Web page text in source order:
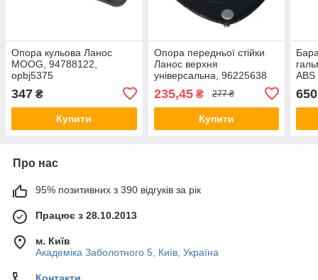
Опора кульова Ланос
MOOG, 94788122,
opbj5375
347 ₴
Купити
Опора передньої стійки
Ланос верхня
універсальна, 96225638
235,45₴ 277 ₴
Купити
650
Про нас
95% позитивних з 390 відгуків за рік
Працює з 28.10.2013
м. Київ
Академіка Заболотного 5, Київ, Україна